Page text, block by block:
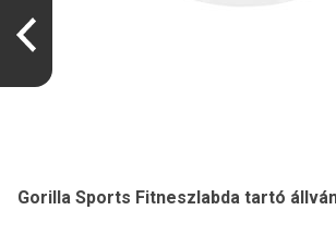
Gorilla Sports Fitneszlabda tartó